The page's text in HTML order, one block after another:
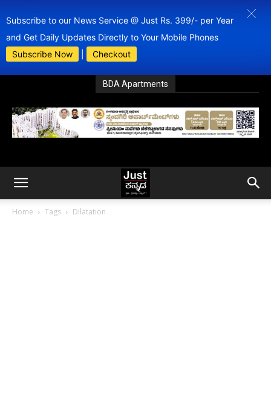
Subscribe to our News Service @ Just Rs. 399/- per Year
and Get Daily Updates Directly to Your Mobile Phones
Subscribe Now
Checkout
BDA Apartments
Home Tags Dilatation